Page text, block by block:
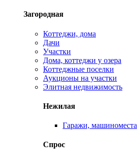
Загородная
Коттеджи, дома
Дачи
Участки
Дома, коттеджи у озера
Коттеджные поселки
Аукционы на участки
Элитная недвижимость
Нежилая
Гаражи, машиноместа
Спрос